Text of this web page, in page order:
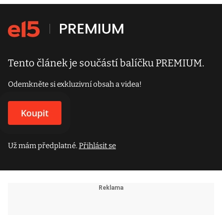
Tento článek je součástí balíčku PREMIUM.
Odemkněte si exkluzivní obsah a videa!
Koupit
Už mám předplatné.Přihlásit se